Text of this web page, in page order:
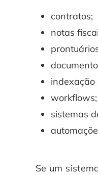
contratos;
notas
indexação
workflows;
sistemas
Se um